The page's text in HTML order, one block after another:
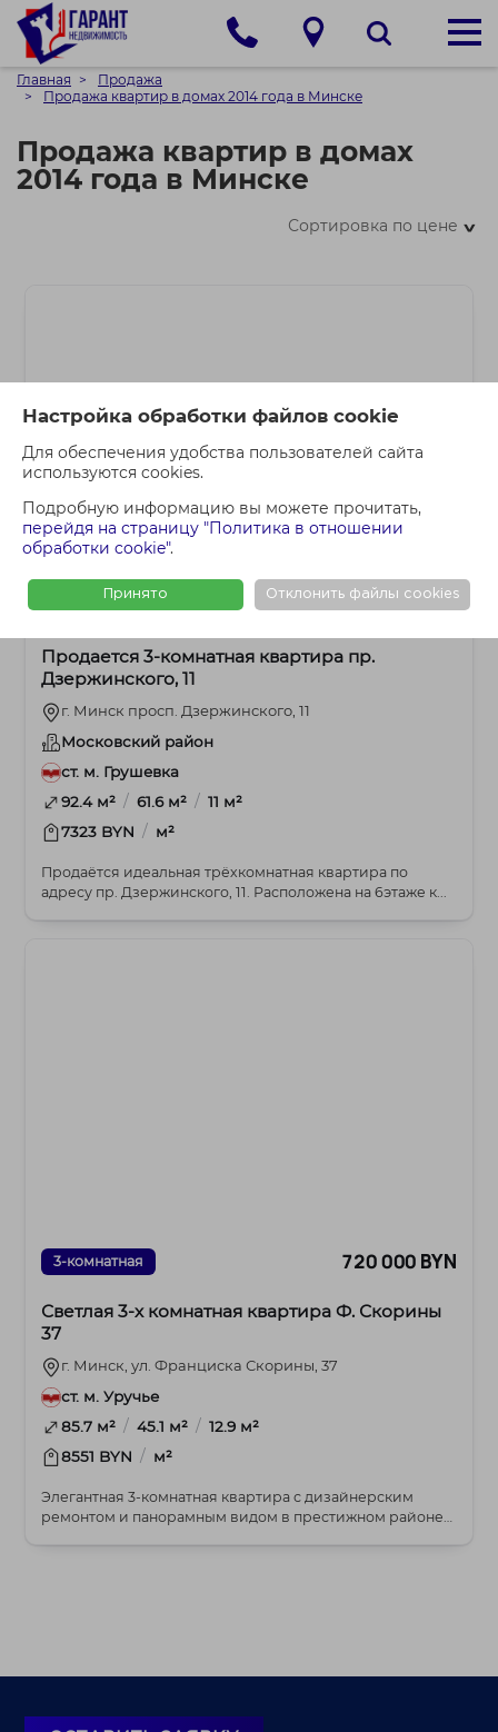
Настройка обработки файлов cookie
Для обеспечения удобства пользователей сайта
используются cookies.
Подробную информацию вы можете прочитать,
перейдя на страницу "Политика в отношении
обработки cookie".
Принято Отклонить файлы cookies
Главная
Продажа
Продажа квартир в домах 2014 года в Минске
Продажа квартир в домах
2014 года в Минске
Сортировка по цене>
3-комнатная 669 000 BYN
Продается 3-комнатная квартира пр.
Дзержинского, 11
г. Минск просп. Дзержинского, 11
Московский район
ст. м. Грушевка
92.4 м² / 61.6 м² / 11 м²
7323 BYN / м²
Продаётся идеальная трёхкомнатная квартира по
адресу пр. Дзержинского, 11. Расположена на 6этаже к...
3-комнатная 720 000 BYN
Светлая 3-х комнатная квартира Ф. Скорины
37
г. Минск, ул. Франциска Скорины, 37
ст. м. Уручье
85.7 м² / 45.1 м² / 12.9 м²
8551 BYN / м²
Элегантная 3-комнатная квартира с дизайнерским
ремонтом и панорамным видом в престижном районе